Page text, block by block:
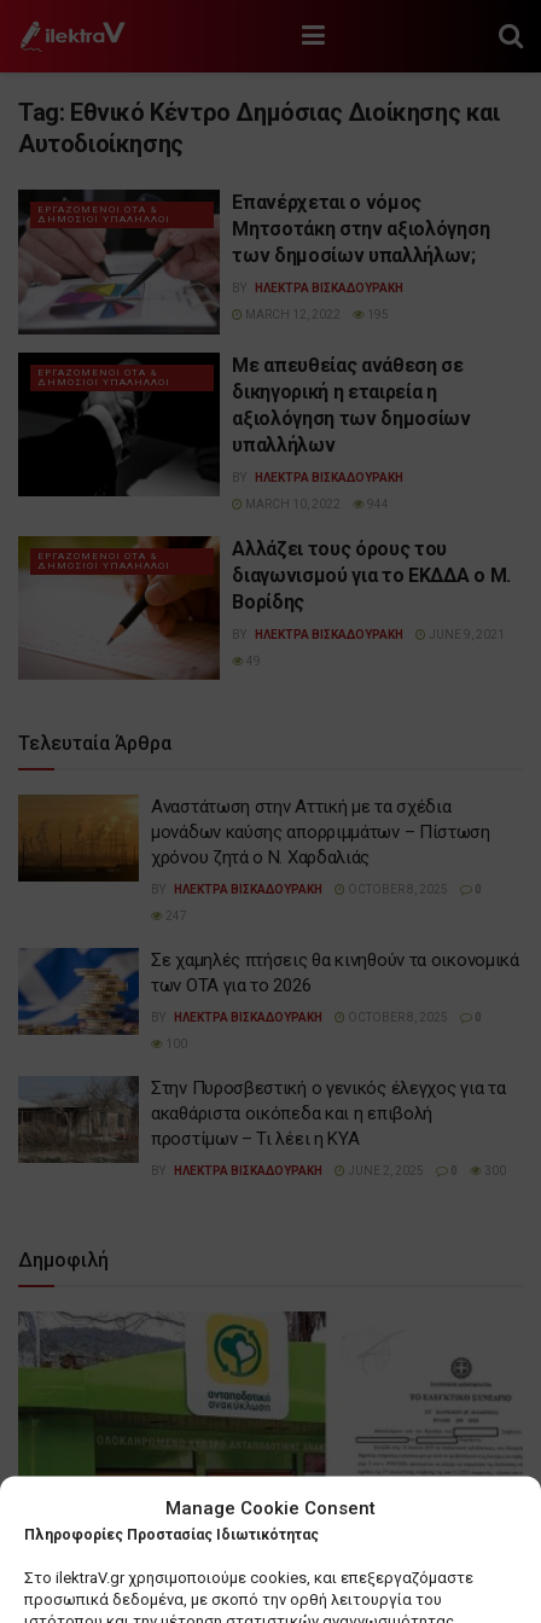
Manage Cookie Consent
Πληροφορίες Προστασίας Ιδιωτικότητας
Στο ilektraV.gr χρησιμοποιούμε cookies, και επεξεργαζόμαστε
προσωπικά δεδομένα, με σκοπό την ορθή λειτουργία του
Tag: Εθνικό Κέντρο Δημόσιας Διοίκησης και
Αυτοδιοίκησης
ΕΡΓΑΖΟΜΕΝΟΙ ΟΤΑ &
ΔΗΜΟΣΙΟΙ ΥΠΑΛΗΛΛΟΙ
Επανέρχεται ο νόμος
Μητσοτάκη στην αξιολόγηση
των δημοσίων υπαλλήλων;
BY
ΗΛΕΚΤΡΑ ΒΙΣΚΑΔΟΥΡΑΚΗ
MARCH 12, 2022
195
ΕΡΓΑΖΟΜΕΝΟΙ ΟΤΑ &
ΔΗΜΟΣΙΟΙ ΥΠΑΛΗΛΛΟΙ
Με απευθείας ανάθεση σε
δικηγορική η εταιρεία η
αξιολόγηση των δημοσίων
υπαλλήλων
BY
ΗΛΕΚΤΡΑ ΒΙΣΚΑΔΟΥΡΑΚΗ
MARCH 10, 2022
944
ΕΡΓΑΖΟΜΕΝΟΙ ΟΤΑ &
ΔΗΜΟΣΙΟΙ ΥΠΑΛΗΛΛΟΙ
Αλλάζει τους όρους του
διαγωνισμού για το ΕΚΔΔΑ ο Μ.
Βορίδης
BY ΗΛΕΚΤΡΑ ΒΙΣΚΑΔΟΥΡΑΚΗ
JUNE 9, 2021
49
Τελευταία Άρθρα
Αναστάτωση στην Αττική με τα σχέδια
μονάδων καύσης απορριμμάτων – Πίστωση
χρόνου ζητά ο Ν. Χαρδαλιάς
BY ΗΛΕΚΤΡΑ ΒΙΣΚΑΔΟΥΡΑΚΗ OCTOBER 8, 2025
247
Σε χαμηλές πτήσεις θα κινηθούν τα οικονομικά
των ΟΤΑ για το 2026
BY ΗΛΕΚΤΡΑ ΒΙΣΚΑΔΟΥΡΑΚΗ OCTOBER 8, 2025
100
Στην Πυροσβεστική ο γενικός έλεγχος για τα
ακαθάριστα οικόπεδα και η επιβολή
προστίμων – Τι λέει η ΚΥΑ
BY ΗΛΕΚΤΡΑ ΒΙΣΚΑΔΟΥΡΑΚΗ JUNE 2, 2025 300
Δημοφιλή